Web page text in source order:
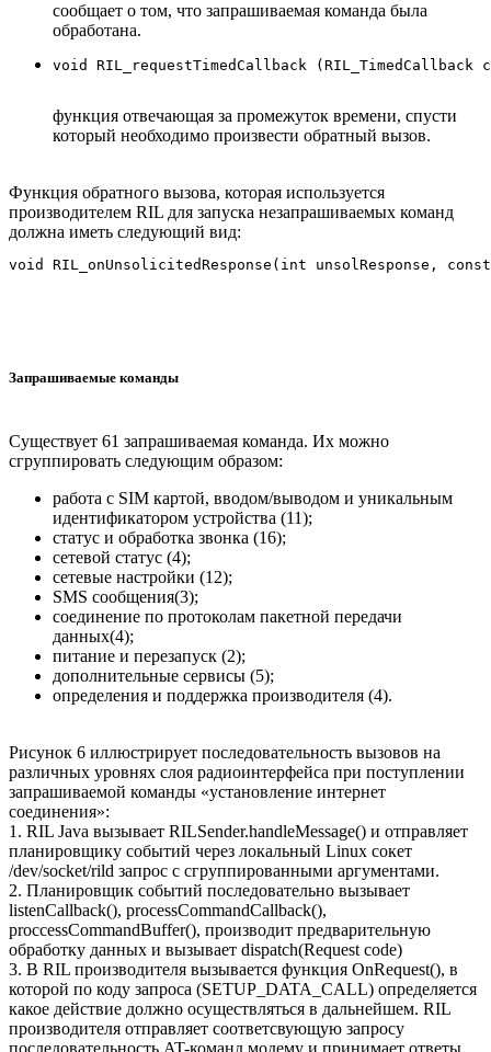
сообщает о том, что запрашиваемая команда была
обработана.
функция отвечающая за промежуток времени, спусти
который необходимо произвести обратный вызов.
Функция обратного вызова, которая используется
производителем RIL для запуска незапрашиваемых команд
должна иметь следующий вид:
Запрашиваемые команды
Существует 61 запрашиваемая команда. Их можно
сгруппировать следующим образом:
работа с SIM картой, вводом/выводом и уникальным
идентификатором устройства (11);
статус и обработка звонка (16);
сетевой статус (4);
сетевые настройки (12);
SMS сообщения(3);
соединение по протоколам пакетной передачи
данных(4);
питание и перезапуск (2);
дополнительные сервисы (5);
определения и поддержка производителя (4).
Рисунок 6 иллюстрирует последовательность вызовов на
различных уровнях слоя радиоинтерфейса при поступлении
запрашиваемой команды «установление интернет
соединения»:
1. RIL Java вызывает RILSender.handleMessage() и отправляет
планировщику событий через локальный Linux сокет
/dev/socket/rild запрос с сгруппированными аргументами.
2. Планировщик событий последовательно вызывает
listenCallback(), processCommandCallback(),
proccessCommandBuffer(), производит предварительную
обработку данных и вызывает dispatch(Request code)
3. В RIL производителя вызывается функция OnRequest(), в
которой по коду запроса (SETUP_DATA_CALL) определяется
какое действие должно осуществляться в дальнейшем. RIL
производителя отправляет соответсвующую запросу
последовательность AT-команд модему и принимает ответы